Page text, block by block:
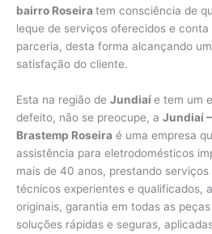
bairro Roseira tem consciência de
leque de serviços oferecidos e
parceria, desta forma alcançando
satisfação do cliente.
Esta na região de Jundiaíe tem um
defeito, não se preocupe, a Jundiaí
Brastemp Roseira é uma empresa
assistência para eletrodomésticos
mais de 40 anos, prestando
técnicos experientes e qualificados,
originais, garantia em todas as
soluções rápidas e seguras,